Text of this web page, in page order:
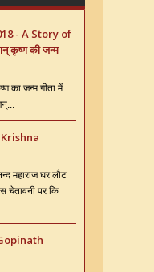
- A Story of
कृष्ण की जन्म
का जन्म गीता में
| Krishna
महाराज घर लौट
चेतावनी पर कि